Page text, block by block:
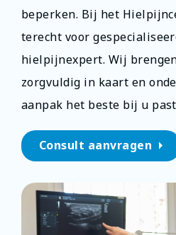
beperken. Bij het
terecht voor
hielpijnexpert. Wij
zorgvuldig in kaart en
aanpak het beste bij u
Consult aanvragen arrow_right